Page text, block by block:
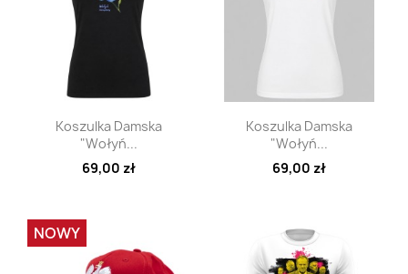
Szybki podgląd
Koszulka Damska
"Wołyń...
69,00 zł
Szybki podgląd
Koszulka Damska
"Wołyń...
69,00 zł
NOWY